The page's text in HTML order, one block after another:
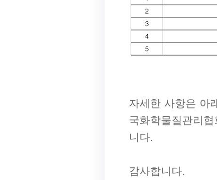
자세한 사항은 아
국화학물질관리
니다.
감사합니다.